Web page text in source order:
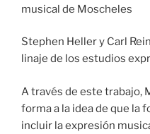
musical de Moscheles
Stephen Heller y Carl
linaje de los estudios
A través de este trabajo,
forma a la idea de que la
incluir la expresión